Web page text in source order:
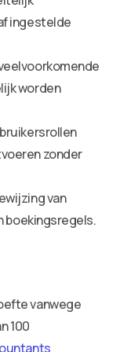
ingestelde
worden
zonder
van
boekingsregels.
vanwege
100